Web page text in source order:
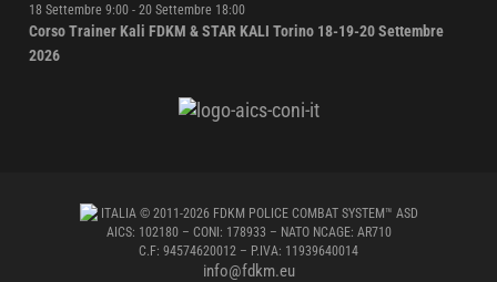
18 Settembre 9:00 -20 Settembre 18:00
Corso Trainer Kali FDKM & STAR KALI Torino 18-19-20 Settembre
2026
ITALIA© 2011-2026 FDKM POLICE COMBAT SYSTEM™ ASD
AICS: 102180 – CONI: 178933 – NATO NCAGE: AR710
C.F: 94574620012 – P.IVA: 11939640014
info@fdkm.eu